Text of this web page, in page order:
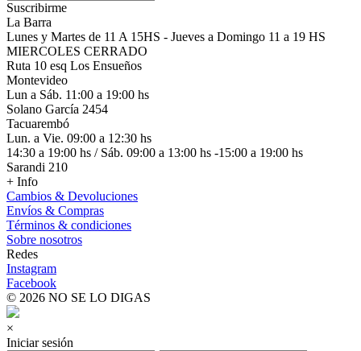
Suscribirme
La Barra
Lunes y Martes de 11 A 15HS - Jueves a Domingo 11 a 19 HS
MIERCOLES CERRADO
Ruta 10 esq Los Ensueños
Montevideo
Lun a Sáb. 11:00 a 19:00 hs
Solano García 2454
Tacuarembó
Lun. a Vie. 09:00 a 12:30 hs
14:30 a 19:00 hs / Sáb. 09:00 a 13:00 hs -15:00 a 19:00 hs
Sarandi 210
+ Info
Cambios & Devoluciones
Envíos & Compras
Términos & condiciones
Sobre nosotros
Redes
Instagram
Facebook
© 2026 NO SE LO DIGAS
×
Iniciar sesión